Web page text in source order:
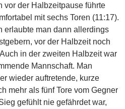
vor der Halbzeitpause führte
mit sechs Toren (11:17).
erlaubte man dann allerdings
vor der Halbzeit noch
in der zweiten Halbzeit war
Mannschaft. Man
wieder auftretende, kurze
mehr als fünf Tore vom Gegner
gefühlt nie gefährdet war,